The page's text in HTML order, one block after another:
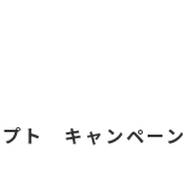
ト キャンペーン